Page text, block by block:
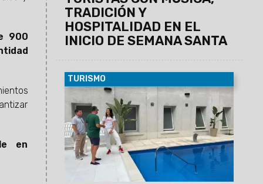
900
en
TRADICIÓN Y
HOSPITALIDAD EN EL
INICIO DE SEMANA SANTA
TURISMO
25/11/2025
Desde el viernes 21 hasta
hoy lunes 24, el Hotel Termas de Rosario
de la Frontera registró una ocupación del
100%, consolidándose como uno de los
destinos más elegidos del sur provincial
durante el fin de semana largo, según
datos confirmados por la prensa local.